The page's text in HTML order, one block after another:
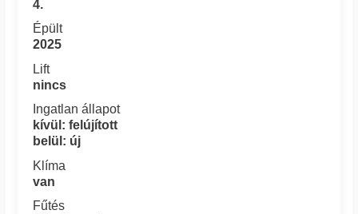
4.
Épült
2025
Lift
nincs
Ingatlan állapot
kívül: felújított
belül: új
Klíma
van
Fűtés